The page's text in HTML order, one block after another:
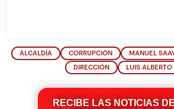
ALCALDÍA CORRUPCIÓN MANUEL
DIRECCIÓN LUIS ALBERTO
RECIBE LAS NOTICIAS